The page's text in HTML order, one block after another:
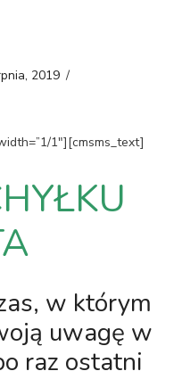
2019 /
1″][cmsms_text]
w którym
uwagę w
raz ostatni